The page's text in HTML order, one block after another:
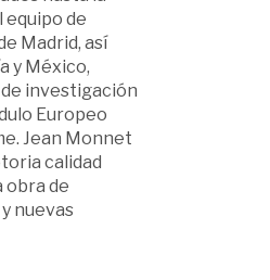
de
Madrid, así
y México,
investigación
Europeo
Jean Monnet
calidad
obra de
nuevas